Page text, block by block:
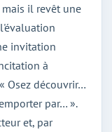
il revêt une
invitation
à
Osez découvrir…
par… ».
et, par